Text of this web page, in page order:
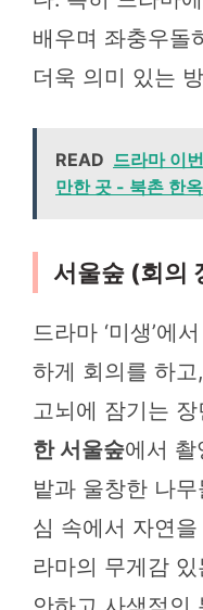
배우며 좌충우돌
더욱 의미 있는
READ 드라마 이
만한 곳 - 북촌 한
서울숲 (회의
드라마 ‘미생’에
하게 회의를 하
고뇌에 잠기는 장
한 서울숲에서 촬
밭과 울창한 나
심 속에서 자연
라마의 무게감